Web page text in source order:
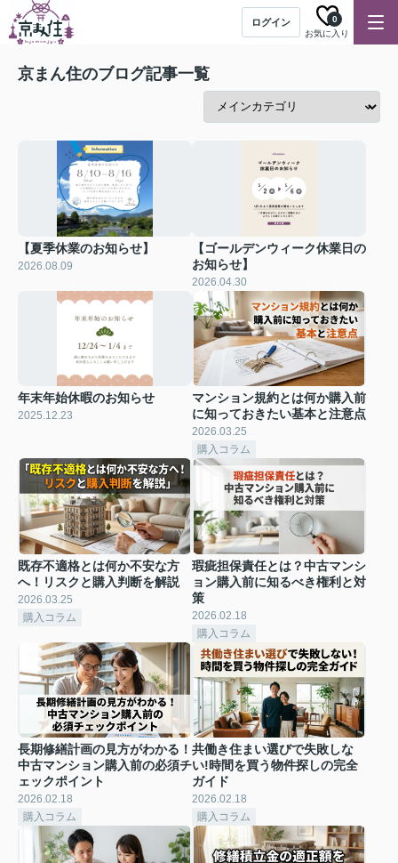
ログイン
お気に入り
0
京まん住のブログ記事一覧
【夏季休業のお知らせ】
2026.08.09
【ゴールデンウィーク休業日の
お知らせ】
2026.04.30
年末年始休暇のお知らせ
2025.12.23
マンション規約とは何か購入前
に知っておきたい基本と注意点
2026.03.25
購入コラム
既存不適格とは何か不安な方
へ！リスクと購入判断を解説
2026.03.25
購入コラム
瑕疵担保責任とは？中古マンシ
ョン購入前に知るべき権利と対
策
2026.02.18
購入コラム
長期修繕計画の見方がわかる！
中古マンション購入前の必須チ
ェックポイント
2026.02.18
購入コラム
共働き住まい選びで失敗しな
い!時間を買う物件探しの完全
ガイド
2026.02.18
購入コラム